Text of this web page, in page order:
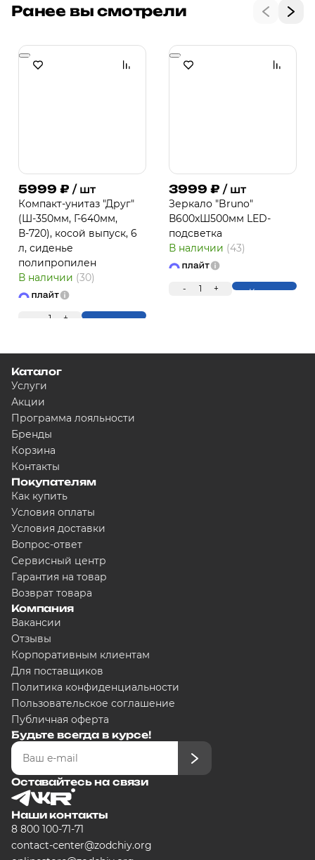
Для клиентов всех банков
Сегодня
Оплачивайте сегодня только
Оставшиеся части будут
графику
об оплате Плайтом
Ранее вы смотрели
5999 ₽ / шт
Компакт-унитаз "Друг"
(Ш-350мм, Г-640мм,
В-720), косой выпуск, 6
л, сиденье
полипропилен
В наличии (30)
1 + Купить
3999 ₽ / шт
Зеркало "Bruno"
В600хШ500мм LED-
подсветка
В наличии (43)
- 1 + Купить
Каталог
Услуги
Акции
Программа лояльности
Бренды
Корзина
Контакты
Покупателям
Как купить
Условия оплаты
Условия доставки
Вопрос-ответ
Сервисный центр
Гарантия на товар
Возврат товара
Компания
Вакансии
Отзывы
Корпоративным клиентам
Для поставщиков
Политика конфиденциальности
Пользовательское соглашение
Публичная оферта
Будьте всегда в курсе!
Оставайтесь на связи
Наши контакты
8 800 100-71-71
contact-center@zodchiy.org